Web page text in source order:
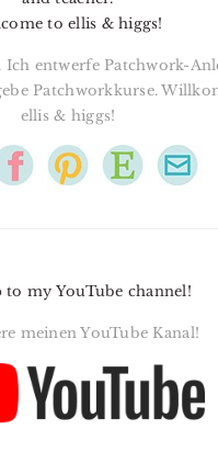
to ellis & higgs!
entwerfe Patchwork-
Patchworkkurse.
ellis & higgs!
to my YouTube channel!
meinen YouTube Kanal!